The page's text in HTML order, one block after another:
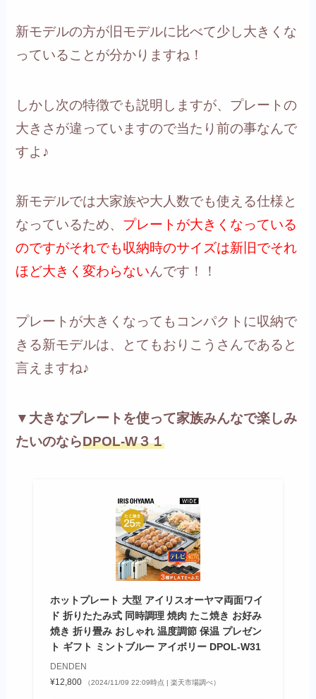
新モデルの方が旧モデルに比べて少し大きくな
っていることが分かりますね！
しかし次の特徴でも説明しますが、プレートの
大きさが違っていますので当たり前の事なんで
すよ♪
新モデルでは大家族や大人数でも使える仕様と
なっているため、 プレートが大きくなっている
のですがそれでも収納時のサイズは新旧でそれ
ほど大きく変わらないんです！！
プレートが大きくなってもコンパクトに収納で
きる新モデルは、とてもおりこうさんであると
言えますね♪
▼大きなプレートを使って家族みんなで楽しみ
たいのならDPOL-W３１
ホットプレート 大型 アイリスオーヤマ両面ワイ
ド 折りたたみ式 同時調理 焼肉 たこ焼き お好み
焼き 折り畳み おしゃれ 温度調節 保温 プレゼン
ト ギフト ミントブルー アイボリー DPOL-W31
DENDEN
¥12,800
（2024/11/09 22:09時点 | 楽天市場調べ）